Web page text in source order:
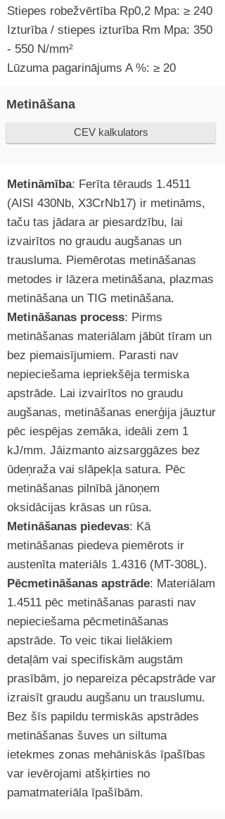
Stiepes robežvērtība Rp0,2 Mpa: ≥ 240
Izturība / stiepes izturība Rm Mpa: 350
- 550 N/mm²
Lūzuma pagarinājums A %: ≥ 20
Metināšana
CEV kalkulators
Metināmība: Ferīta tērauds 1.4511
(AISI 430Nb, X3CrNb17) ir metināms,
taču tas jādara ar piesardzību, lai
izvairītos no graudu augšanas un
trausluma. Piemērotas metināšanas
metodes ir lāzera metināšana, plazmas
metināšana un TIG metināšana.
Metināšanas process: Pirms
metināšanas materiālam jābūt tīram un
bez piemaisījumiem. Parasti nav
nepieciešama iepriekšēja termiska
apstrāde. Lai izvairītos no graudu
augšanas, metināšanas enerģija jāuztur
pēc iespējas zemāka, ideāli zem 1
kJ/mm. Jāizmanto aizsarggāzes bez
ūdeņraža vai slāpekļa satura. Pēc
metināšanas pilnībā jānoņem
oksidācijas krāsas un rūsa.
Metināšanas piedevas: Kā
metināšanas piedeva piemērots ir
austenīta materiāls 1.4316 (MT-308L).
Pēcmetināšanas apstrāde: Materiālam
1.4511 pēc metināšanas parasti nav
nepieciešama pēcmetināšanas
apstrāde. To veic tikai lielākiem
detaļām vai specifiskām augstām
prasībām, jo nepareiza pēcapstrāde var
izraisīt graudu augšanu un trauslumu.
Bez šīs papildu termiskās apstrādes
metināšanas šuves un siltuma
ietekmes zonas mehāniskās īpašības
var ievērojami atšķirties no
pamatmateriāla īpašībām.